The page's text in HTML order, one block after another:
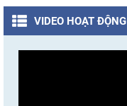
VIDEO HOẠT ĐỘNG